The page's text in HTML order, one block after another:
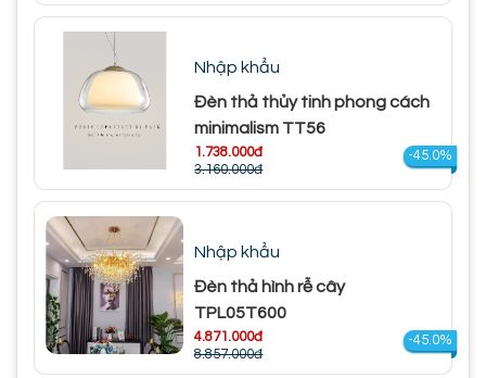
Nhập khẩu
Đèn thả thủy tinh phong cách
minimalism TT56
1.738.000đ
3.160.000đ
-45.0%
Nhập khẩu
Đèn thả hình rễ cây
TPL05T600
4.871.000đ
8.857.000đ
-45.0%